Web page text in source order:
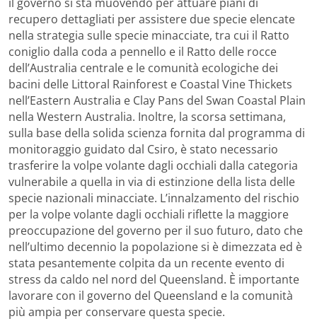
il governo si sta muovendo per attuare piani di
recupero dettagliati per assistere due specie elencate
nella strategia sulle specie minacciate, tra cui il Ratto
coniglio dalla coda a pennello e il Ratto delle rocce
dell’Australia centrale e le comunità ecologiche dei
bacini delle Littoral Rainforest e Coastal Vine Thickets
nell’Eastern Australia e Clay Pans del Swan Coastal Plain
nella Western Australia. Inoltre, la scorsa settimana,
sulla base della solida scienza fornita dal programma di
monitoraggio guidato dal Csiro, è stato necessario
trasferire la volpe volante dagli occhiali dalla categoria
vulnerabile a quella in via di estinzione della lista delle
specie nazionali minacciate. L’innalzamento del rischio
per la volpe volante dagli occhiali riflette la maggiore
preoccupazione del governo per il suo futuro, dato che
nell’ultimo decennio la popolazione si è dimezzata ed è
stata pesantemente colpita da un recente evento di
stress da caldo nel nord del Queensland. È importante
lavorare con il governo del Queensland e la comunità
più ampia per conservare questa specie.